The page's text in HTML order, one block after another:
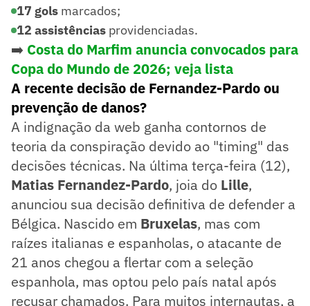
17 gols marcados;
12 assistências providenciadas.
➡️ Costa do Marfim anuncia convocados para
Copa do Mundo de 2026; veja lista
A recente decisão de Fernandez-Pardo ou
prevenção de danos?
A indignação da web ganha contornos de
teoria da conspiração devido ao "timing" das
decisões técnicas. Na última terça-feira (12),
Matias Fernandez-Pardo, joia do Lille,
anunciou sua decisão definitiva de defender a
Bélgica. Nascido em Bruxelas, mas com
raízes italianas e espanholas, o atacante de
21 anos chegou a flertar com a seleção
espanhola, mas optou pelo país natal após
recusar chamados. Para muitos internautas, a